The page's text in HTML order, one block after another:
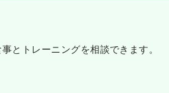
とトレーニングを相談できます。